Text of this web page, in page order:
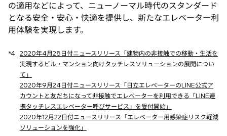
の適用などによって、ニューノーマル時代のスタンダード
となる安全・安心・快適を提供し、新たなエレベーター利
用体験を実現します。
*4 2020年4月28日付ニュースリリース「建物内の非接触での移動・生活を
実現するビル・マンション向けタッチレスソリューションの展開につい
て」
2020年9月24日付ニュースリリース「日立エレベーターのLINE公式ア
カウントと友だちになって非接触でエレベーターを利用できる「LINE連
携タッチレスエレベーター呼びサービス」を受付開始」
2020年12月22日付ニュースリリース「エレベーター用感染症リスク軽減
ソリューションを強化」